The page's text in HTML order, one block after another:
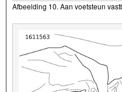
Afbeelding 10. Aan voetsteun